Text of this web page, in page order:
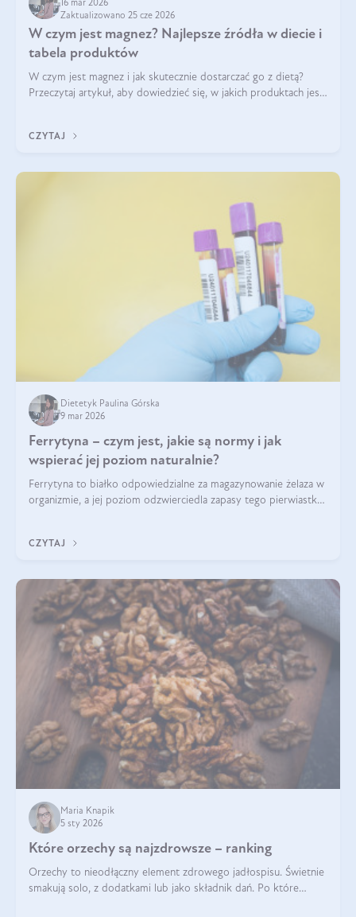
16 mar 2026
Zaktualizowano 25 cze 2026
W czym jest magnez? Najlepsze źródła w diecie i
tabela produktów
W czym jest magnez i jak skutecznie dostarczać go z dietą?
Przeczytaj artykuł, aby dowiedzieć się, w jakich produktach jest
CZYTAJ
Dietetyk Paulina Górska
9 mar 2026
Ferrytyna – czym jest, jakie są normy i jak
wspierać jej poziom naturalnie?
Ferrytyna to białko odpowiedzialne za magazynowanie żelaza w
organizmie, a jej poziom odzwierciedla zapasy tego pierwiastka.
funkcjonowanie (
CZYTAJ
Maria Knapik
5 sty 2026
Które orzechy są najzdrowsze – ranking
Orzechy to nieodłączny element zdrowego jadłospisu. Świetnie
smakują solo, z dodatkami lub jako składnik dań. Po które